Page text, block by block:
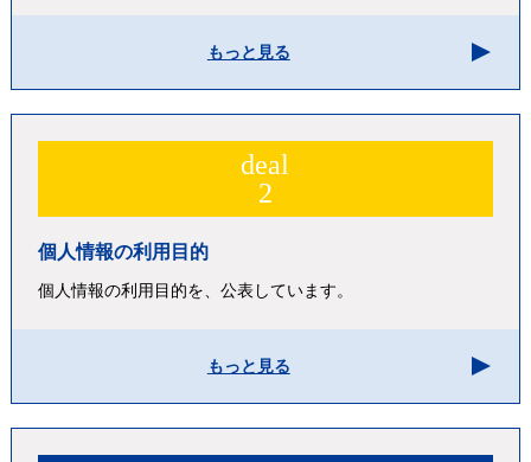
もっと見る
deal
2
個人情報の利用目的
個人情報の利用目的を、公表しています。
もっと見る